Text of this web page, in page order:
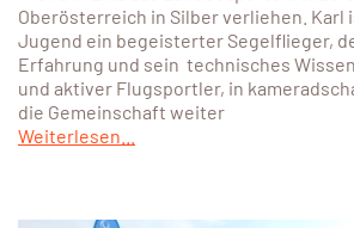
Oberösterreich in Silber verliehen. Karl
Jugend ein begeisterter Segelflieger,
Erfahrung und sein technisches
und aktiver Flugsportler, in
die Gemeinschaft weiter
Weiterlesen...